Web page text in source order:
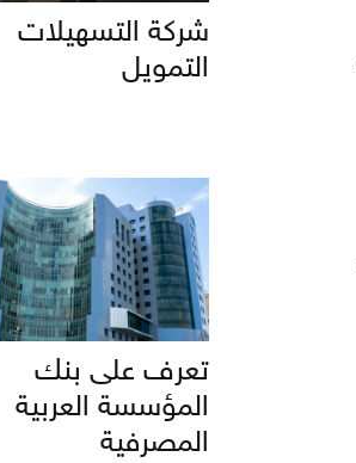
شركة التسهيلات
التمويل
تعرف على بنك
المؤسسة العربية
المصرفية